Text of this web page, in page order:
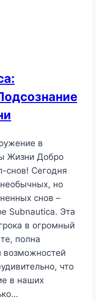
в
Жизни Добро
снов! Сегодня
но
снов –
Subnautica. Эта
в огромный
полна
возможностей
что
в наших